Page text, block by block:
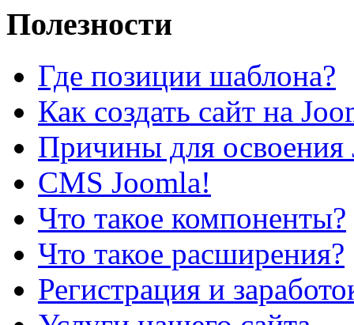
Полезности
Где позиции шаблона?
Как создать сайт на
Причины для освоения
CMS Joomla!
Что такое компоненты?
Что такое расширения?
Регистрация и